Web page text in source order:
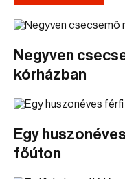
Negyven
kórházban
Egy
főúton